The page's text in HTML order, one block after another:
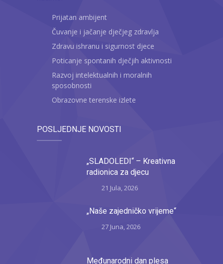
Prijatan ambijent
Čuvanje i jačanje dječjeg zdravlja
Zdravu ishranu i sigurnost djece
Poticanje spontanih dječjih aktivnosti
Razvoj intelektualnih i moralnih
sposobnosti
Obrazovne terenske izlete
POSLJEDNJE NOVOSTI
„SLADOLEDI“ – Kreativna
radionica za djecu
21 Jula, 2026
„Naše zajedničko vrijeme“
27 Juna, 2026
Međunarodni dan plesa